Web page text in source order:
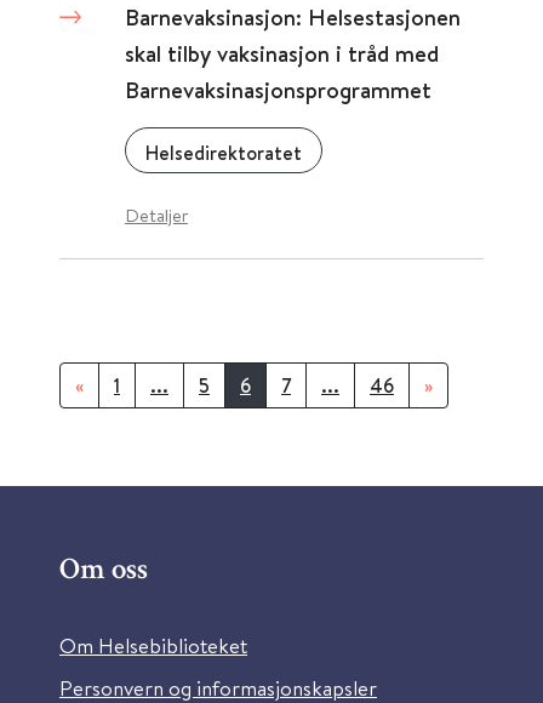
Barnevaksinasjon: Helsestasjonen
skal tilby vaksinasjon i tråd med
Barnevaksinasjonsprogrammet
Helsedirektoratet
Detaljer
« 1 ... 5 6 7 ... 46 »
Om oss
Om Helsebiblioteket
Personvern og informasjonskapsler